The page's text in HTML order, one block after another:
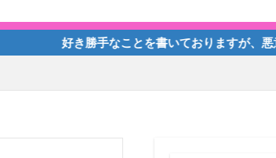
好き勝手なことを書いておりますが、悪意はありま